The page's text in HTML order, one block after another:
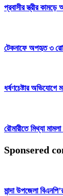
প্রবাসীর স্ত্রীর
টেকনাফে অপহৃত ৩
ধর্ষণচেষ্টার
রৌমারীতে মিথ্যা
Sponsered
মান্দা উপজেলা